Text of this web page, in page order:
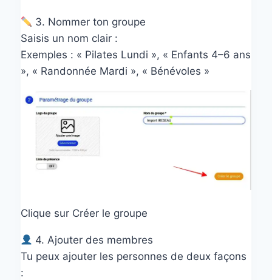
3. Nommer ton groupe
Saisis un nom clair :
Exemples : « Pilates Lundi », « Enfants 4–6 ans
», « Randonnée Mardi », « Bénévoles »
Clique sur Créer le groupe
4. Ajouter des membres
Tu peux ajouter les personnes de deux façons
: